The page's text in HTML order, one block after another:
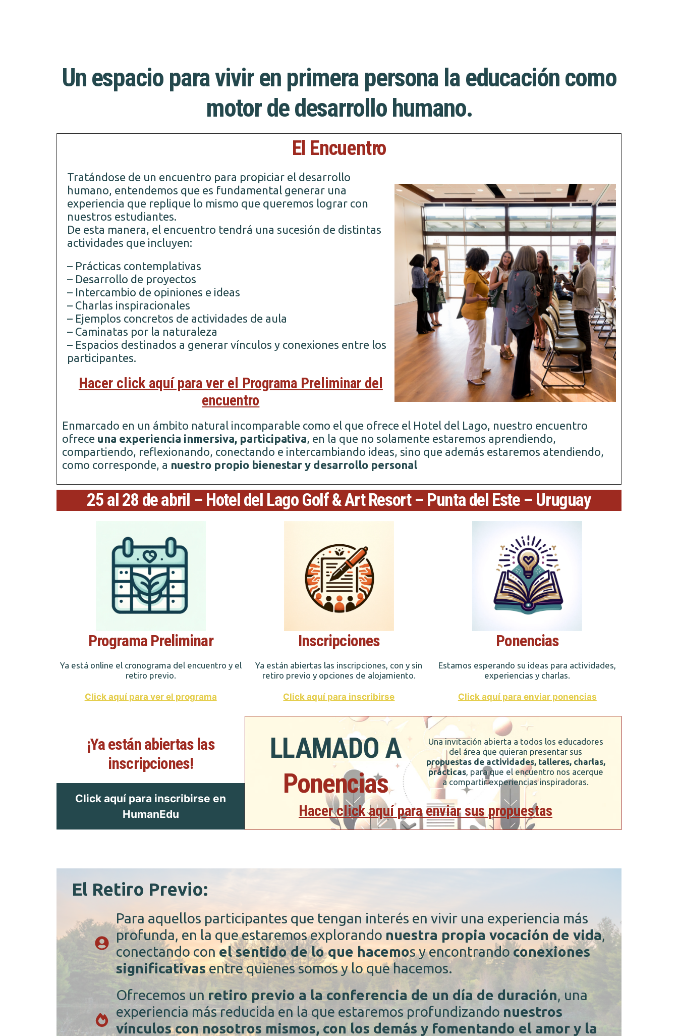
Un espacio para vivir en primera persona la educación como
motor de desarrollo humano.
El Encuentro
Tratándose de un encuentro para propiciar el desarrollo
humano, entendemos que es fundamental generar una
experiencia que replique lo mismo que queremos lograr con
nuestros estudiantes.
De esta manera, el encuentro tendrá una sucesión de distintas
actividades que incluyen:
– Prácticas contemplativas
– Desarrollo de proyectos
– Intercambio de opiniones e ideas
– Charlas inspiracionales
– Ejemplos concretos de actividades de aula
– Caminatas por la naturaleza
– Espacios destinados a generar vínculos y conexiones entre los
participantes.
Hacer click aquí para ver el Programa Preliminar del
encuentro
Enmarcado en un ámbito natural incomparable como el que ofrece el Hotel del Lago, nuestro encuentro
ofrece una experiencia inmersiva, participativa, en la que no solamente estaremos aprendiendo,
compartiendo, reflexionando, conectando e intercambiando ideas, sino que además estaremos atendiendo,
como corresponde, a nuestro propio bienestar y desarrollo personal
25 al 28 de abril – Hotel del Lago Golf & Art Resort – Punta del Este – Uruguay
Programa Preliminar
Ya está online el cronograma del encuentro y el
retiro previo.
Click aquí para ver el programa
Inscripciones
Ya están abiertas las inscripciones, con y sin
retiro previo y opciones de alojamiento.
Click aquí para inscribirse
Ponencias
Estamos esperando su ideas para actividades,
experiencias y charlas.
Click aquí para enviar ponencias
¡Ya están abiertas las
inscripciones!
Click aquí para inscribirse en
HumanEdu
LLAMADO A
Ponencias
Una invitación abierta a todos los educadores
del área que quieran presentar sus
propuestas de actividades, talleres, charlas,
prácticas, para que el encuentro nos acerque
a compartir experiencias inspiradoras.
Hacer click aquí para enviar sus propuestas
El Retiro Previo:
Para aquellos participantes que tengan interés en vivir una experiencia más
profunda, en la que estaremos explorando nuestra propia vocación de vida,
conectando con el sentido de lo que hacemos y encontrandoconexiones
significativasentre quienes somos y lo que hacemos.
Ofrecemos un retiro previo a la conferencia de un día de duración, una
experiencia más reducida en la que estaremos profundizando nuestros
vínculos con nosotros mismos, con los demás y fomentando el amor y la